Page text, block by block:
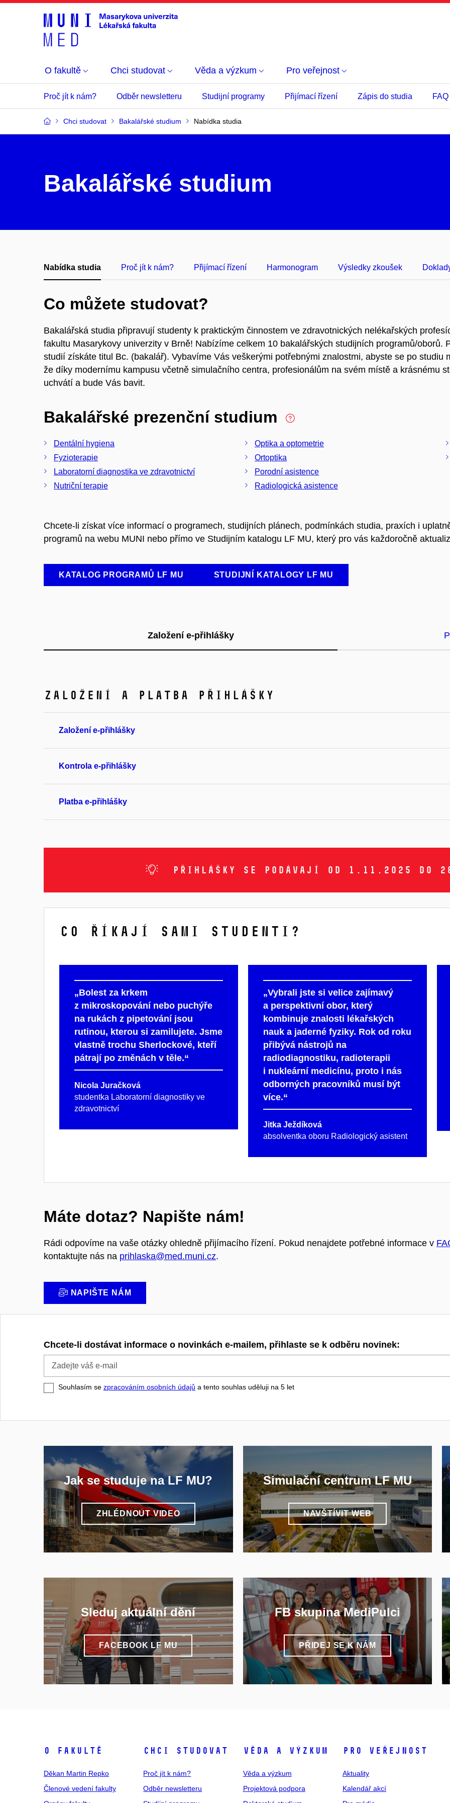
O fakultě Chci studovat Věda a výzkum Pro veřejnost
Proč jít k nám? Odběr newsletteru Studijní programy Přijímací řízení Zápis do studia FAQ
Chci studovat Bakalářské studium Nabídka studia
Bakalářské studium
Nabídka studia Proč jít k nám? Přijímací řízení Harmonogram Výsledky zkoušek
Co můžete studovat?
Bakalářská studia připravují studenty k praktickým činnostem ve zdravotnických nelékařských
fakultu Masarykovy univerzity v Brně! Nabízíme celkem 10 bakalářských studijních programů/oborů.
studií získáte titul Bc. (bakalář). ​Vybavíme Vás veškerými potřebnými znalostmi, abyste se po studiu
že díky modernímu kampusu včetně simulačního centra, profesionálům na svém místě a krásnému
uchvátí a bude Vás bavit.
Bakalářské prezenční studium
Dentální hygiena
Fyzioterapie
Laboratorní diagnostika ve zdravotnictví
Nutriční terapie
Optika a optometrie
Ortoptika
Porodní asistence
Radiologická asistence
Chcete-li získat více informací o programech, studijních plánech, podmínkách studia, praxích i
programů na webu MUNI nebo přímo ve Studijním katalogu LF MU, který pro vás každoročně
KATALOG PROGRAMŮ LF MU STUDIJNÍ KATALOGY LF MU
Založení e-přihlášky
Založení a platba přihlášky
Založení e-přihlášky
Kontrola e-přihlášky
Platba e-přihlášky
Přihlášky se podávají od 1.11.2025 do
Co říkají sami studenti?
„Bolest za krkem
z mikroskopování nebo puchýře
na rukách z pipetování jsou
rutinou, kterou si zamilujete. Jsme
vlastně trochu Sherlockové, kteří
pátrají po změnách v těle.“
Nicola Juračková
studentka Laboratorní diagnostiky ve
zdravotnictví
„Vybrali jste si velice zajímavý
a perspektivní obor, který
kombinuje znalosti lékařských
nauk a jaderné fyziky. Rok od roku
přibývá nástrojů na
radiodiagnostiku, radioterapii
i nukleární medicínu, proto i nás
odborných pracovníků musí být
více.“
Jitka Ježdíková
absolventka oboru Radiologický asistent
Máte dotaz? Napište nám!
Rádi odpovíme na vaše otázky ohledně přijímacího řízení. Pokud nenajdete potřebné informace v
kontaktujte nás na prihlaska@med.muni.cz.
NAPIŠTE NÁM
Chcete-li dostávat informace o novinkách e-mailem, přihlaste se k odběru novinek:
e-
mail
Souhlasím se zpracováním osobních údajů a tento souhlas uděluji na 5 let
Jak se studuje na LF MU?
ZHLÉDNOUT VIDEO
Sleduj aktuální dění
FACEBOOK LF MU
Simulační centrum LF MU
NAVŠTÍVIT WEB
FB skupina MediPulci
PŘIDEJ SE K NÁM
O fakultě
Děkan Martin Repko
Členové vedení fakulty
Chci studovat
Proč jít k nám?
Odběr newsletteru
Věda a výzkum
Věda a výzkum
Projektová podpora
Pro veřejnost
Aktuality
Kalendář akcí